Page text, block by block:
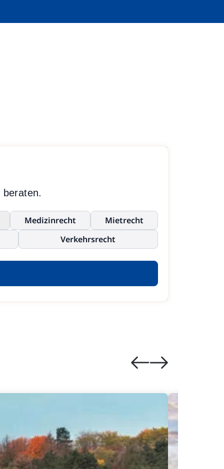
Medizinrecht
Mietrecht
Verkehrsrecht